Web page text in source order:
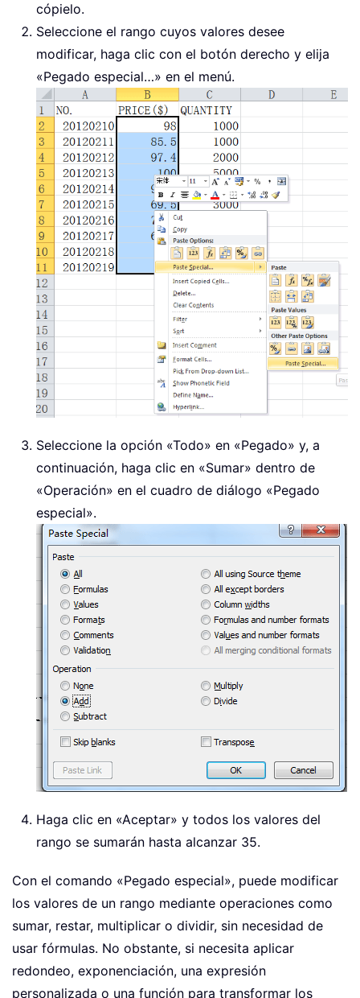
cópielo.
Seleccione el rango cuyos valores desee
modificar, haga clic con el botón derecho y elija
«Pegado especial…» en el menú.
Seleccione la opción «Todo» en «Pegado» y, a
continuación, haga clic en «Sumar» dentro de
«Operación» en el cuadro de diálogo «Pegado
especial».
Haga clic en «Aceptar» y todos los valores del
rango se sumarán hasta alcanzar 35.
Con el comando «Pegado especial», puede modificar
los valores de un rango mediante operaciones como
sumar, restar, multiplicar o dividir, sin necesidad de
usar fórmulas. No obstante, si necesita aplicar
redondeo, exponenciación, una expresión
personalizada o una función para transformar los